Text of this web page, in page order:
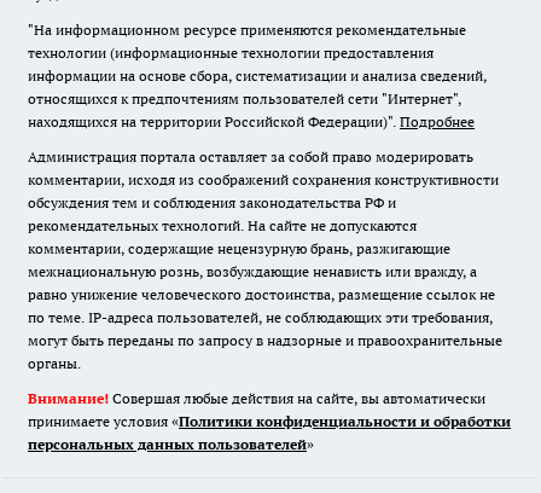
"На информационном ресурсе применяются рекомендательные
технологии (информационные технологии предоставления
информации на основе сбора, систематизации и анализа сведений,
относящихся к предпочтениям пользователей сети "Интернет",
находящихся на территории Российской Федерации)". Подробнее
Администрация портала оставляет за собой право модерировать
комментарии, исходя из соображений сохранения конструктивности
обсуждения тем и соблюдения законодательства РФ и
рекомендательных технологий. На сайте не допускаются
комментарии, содержащие нецензурную брань, разжигающие
межнациональную рознь, возбуждающие ненависть или вражду, а
равно унижение человеческого достоинства, размещение ссылок не
по теме. IP-адреса пользователей, не соблюдающих эти требования,
могут быть переданы по запросу в надзорные и правоохранительные
органы.
Внимание! Совершая любые действия на сайте, вы автоматически
принимаете условия «Политики конфиденциальности и обработки
персональных данных пользователей»